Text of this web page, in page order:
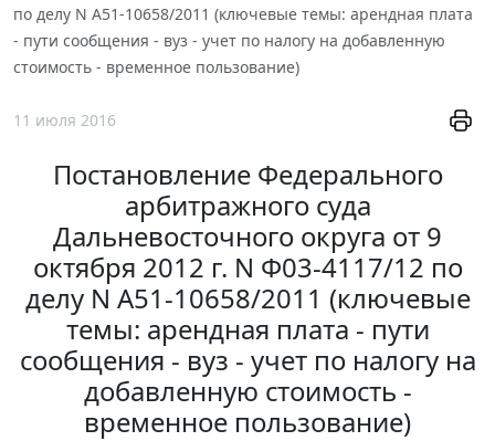
по делу N А51-10658/2011 (ключевые темы: арендная плата
- пути сообщения - вуз - учет по налогу на добавленную
стоимость - временное пользование)
11 июля 2016
Постановление Федерального
арбитражного суда
Дальневосточного округа от 9
октября 2012 г. N Ф03-4117/12 по
делу N А51-10658/2011 (ключевые
темы: арендная плата - пути
сообщения - вуз - учет по налогу на
добавленную стоимость -
временное пользование)